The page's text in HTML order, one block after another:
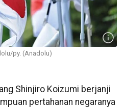
py. (Anadolu)
Shinjiro Koizumi berjanji
pertahanan negaranya